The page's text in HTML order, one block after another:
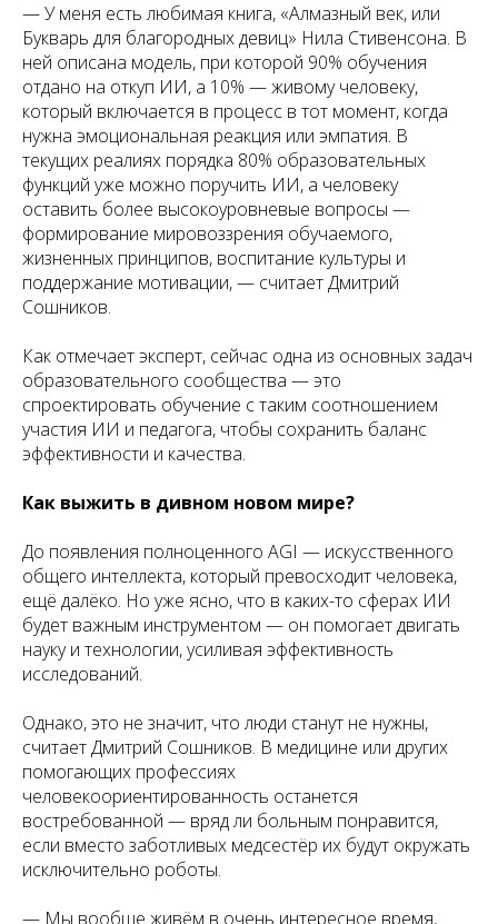
— У меня есть любимая книга, «Алмазный век, или
Букварь для благородных девиц» Нила Стивенсона. В
ней описана модель, при которой 90% обучения
отдано на откуп ИИ, а 10% — живому человеку,
который включается в процесс в тот момент, когда
нужна эмоциональная реакция или эмпатия. В
текущих реалиях порядка 80% образовательных
функций уже можно поручить ИИ, а человеку
оставить более высокоуровневые вопросы —
формирование мировоззрения обучаемого,
жизненных принципов, воспитание культуры и
поддержание мотивации, — считает Дмитрий
Сошников.
Как отмечает эксперт, сейчас одна из основных задач
образовательного сообщества — это
спроектировать обучение с таким соотношением
участия ИИ и педагога, чтобы сохранить баланс
эффективности и качества.
Как выжить в дивном новом мире?
До появления полноценного AGI — искусственного
общего интеллекта, который превосходит человека,
ещё далёко. Но уже ясно, что в каких-то сферах ИИ
будет важным инструментом — он помогает двигать
науку и технологии, усиливая эффективность
исследований.
Однако, это не значит, что люди станут не нужны,
считает Дмитрий Сошников. В медицине или других
помогающих профессиях
человекоориентированность останется
востребованной — вряд ли больным понравится,
если вместо заботливых медсестёр их будут окружать
исключительно роботы.
— Мы вообще живём в очень интересное время,